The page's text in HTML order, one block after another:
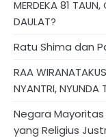
MERDEKA 81
DAULAT?
Ratu Shima dan
RAA
NYANTRI, NYUNDA
Negara Mayoritas
yang Religius